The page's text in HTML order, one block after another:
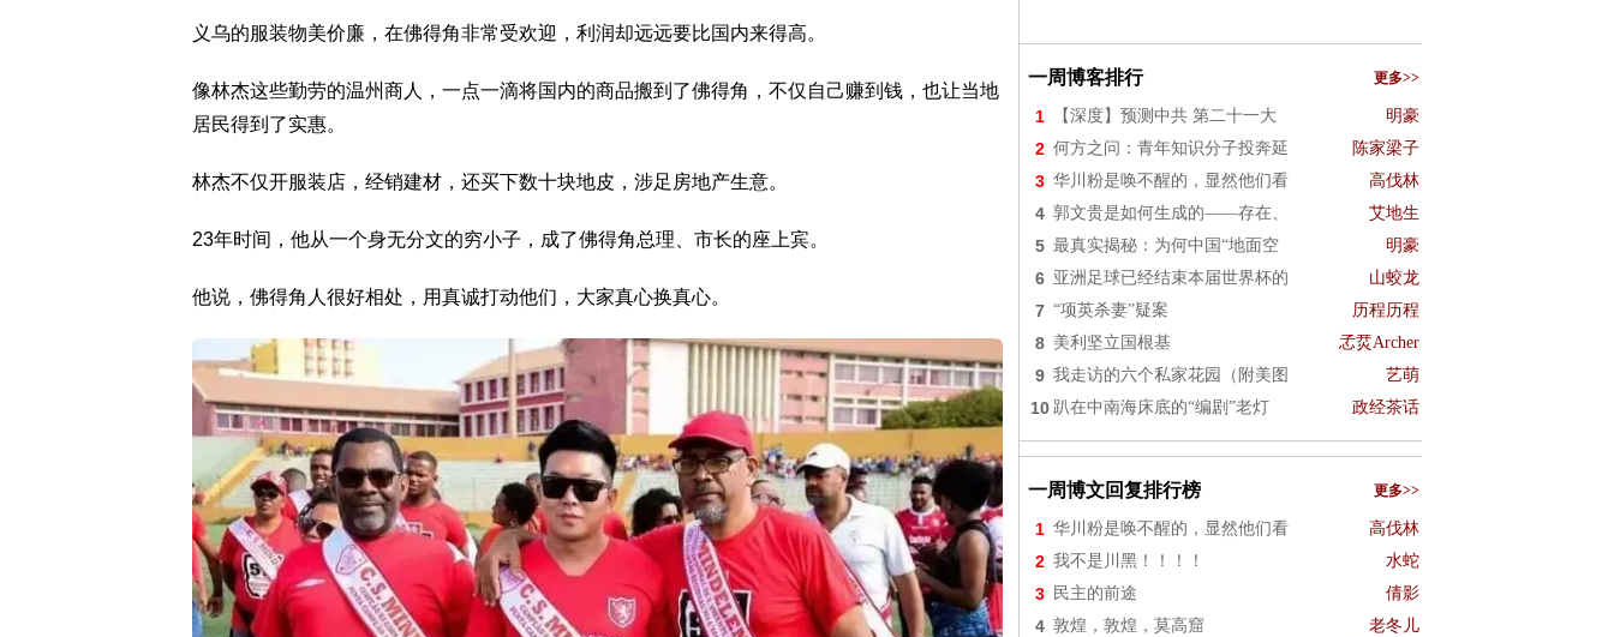
义乌的服装物美价廉，在佛得角非常受欢迎，利润却远远要比国内来得高。
像林杰这些勤劳的温州商人，一点一滴将国内的商品搬到了佛得角，不仅自己赚到钱，也让当地
居民得到了实惠。
林杰不仅开服装店，经销建材，还买下数十块地皮，涉足房地产生意。
23年时间，他从一个身无分文的穷小子，成了佛得角总理、市长的座上宾。
他说，佛得角人很好相处，用真诚打动他们，大家真心换真心。
一周博客排行 更多>>
1 【深度】预测中共 第二十一大 明豪
2 何方之问：青年知识分子投奔延 陈家梁子
3 华川粉是唤不醒的，显然他们看 高伐林
4 郭文贵是如何生成的——存在、 艾地生
5 最真实揭秘：为何中国“地面空 明豪
6 亚洲足球已经结束本届世界杯的 山蛟龙
7 “项英杀妻”疑案 历程历程
8 美利坚立国根基 孞烎Archer
9 我走访的六个私家花园（附美图 艺萌
10 趴在中南海床底的“编剧”老灯 政经茶话
一周博文回复排行榜 更多>>
1 华川粉是唤不醒的，显然他们看 高伐林
2 我不是川黑！！！！ 水蛇
3 民主的前途 倩影
4 敦煌，敦煌，莫高窟 老冬儿